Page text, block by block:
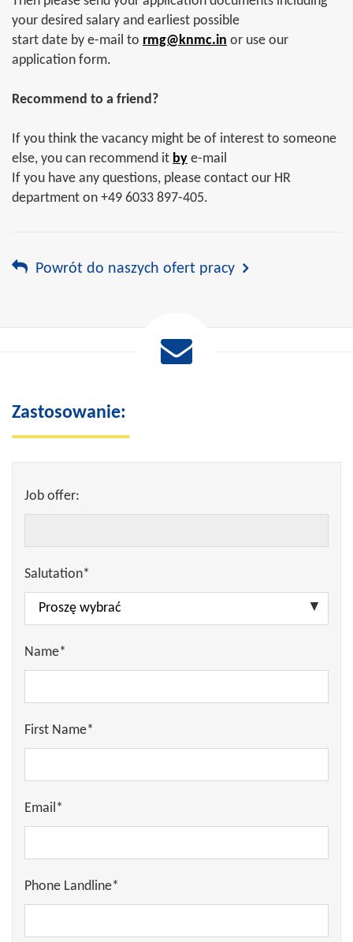
your desired salary and earliest possible
start date by e-mail to rmg@knmc.in or use our
application form.
Recommend to a friend?
If you think the vacancy might be of interest to someone
else, you can recommend it by e-mail
If you have any questions, please contact our HR
department on +49 6033 897-405.
Powrót do naszych ofert pracy
Zastosowanie:
Job offer:
Salutation*
Name*
First Name*
Email*
Phone Landline*